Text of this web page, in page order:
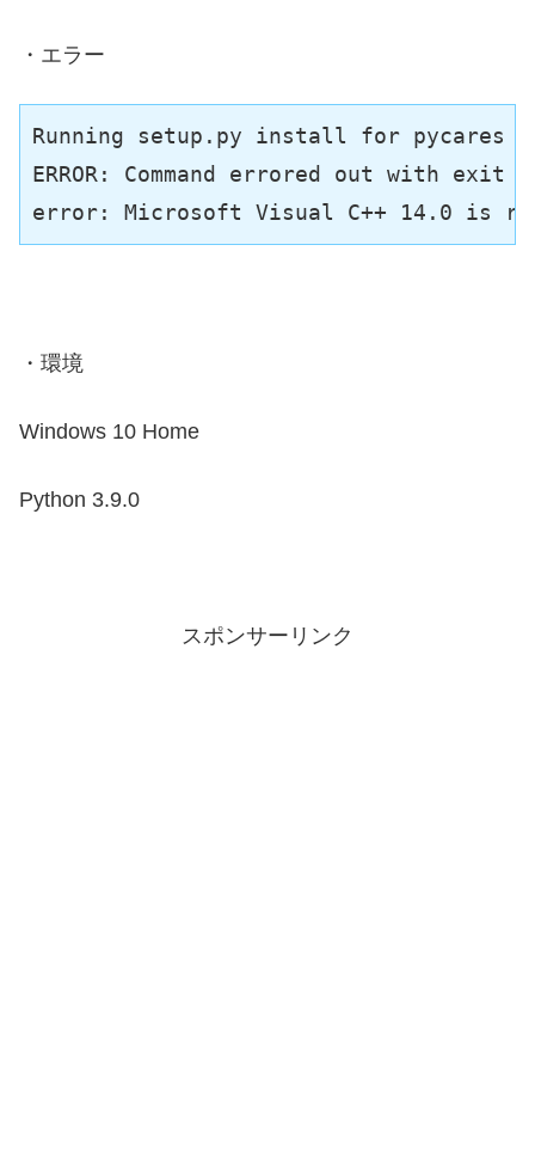
・エラー
Running setup.py install for pycares
ERROR: Command errored out with exit
・環境
Windows 10 Home
Python 3.9.0
スポンサーリンク